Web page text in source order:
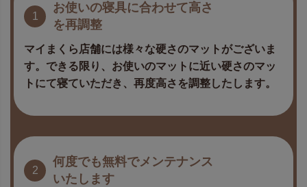
1
お使いの寝具に合わせて高さ
を再調整
マイまくら店舗には様々な硬さのマットがございま
す。できる限り、お使いのマットに近い硬さのマッ
トにて寝ていただき、再度高さを調整したします。
2
何度でも無料でメンテナンス
いたします